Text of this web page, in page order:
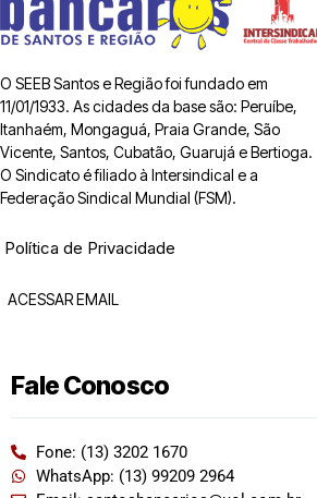
O SEEB Santos e Região foi fundado em
11/01/1933. As cidades da base são: Peruíbe,
Itanhaém, Mongaguá, Praia Grande, São
Vicente, Santos, Cubatão, Guarujá e Bertioga.
O Sindicato é filiado à Intersindical e a
Federação Sindical Mundial (FSM).
Política de Privacidade
ACESSAR EMAIL
Fale Conosco
Fone: (13) 3202 1670
WhatsApp: (13) 99209 2964